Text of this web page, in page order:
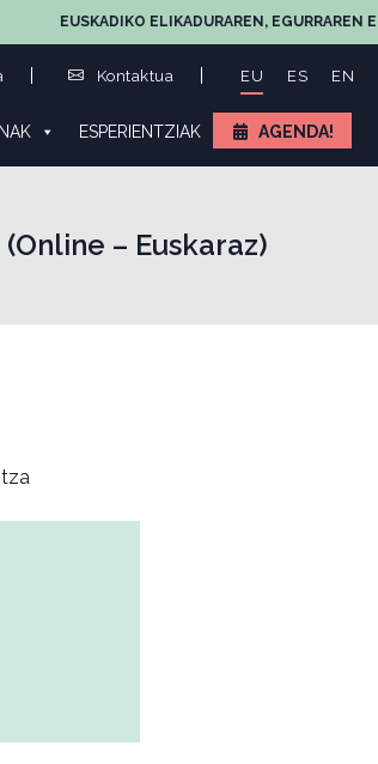
EUSKADIKO ELIKADURAREN, EGURRAREN ETA
Kontaktua EU ES EN
ESPERIENTZIAK AGENDA!
– Euskaraz)